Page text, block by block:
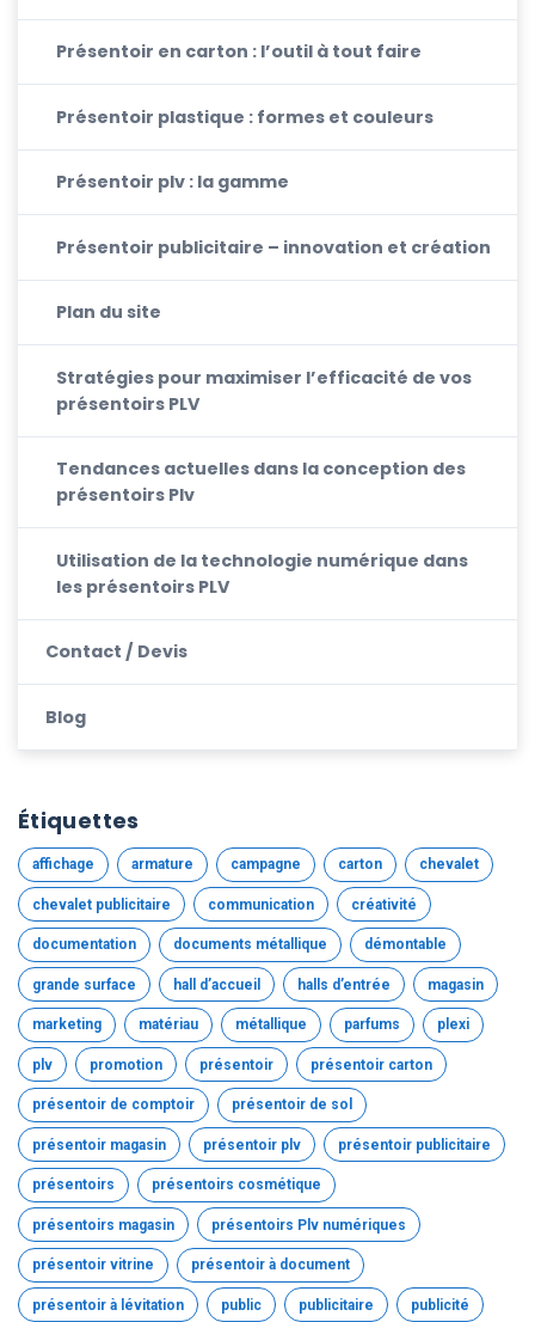
Présentoir en carton : l’outil à tout faire
Présentoir plastique : formes et couleurs
Présentoir plv : la gamme
Présentoir publicitaire – innovation et création
Plan du site
Stratégies pour maximiser l’efficacité de vos
présentoirs PLV
Tendances actuelles dans la conception des
présentoirs Plv
Utilisation de la technologie numérique dans
les présentoirs PLV
Contact / Devis
Blog
Étiquettes
affichage armature campagne carton chevalet
chevalet publicitaire communication créativité
documentation documents métallique démontable
grande surface hall d’accueil halls d’entrée magasin
marketing matériau métallique parfums plexi
plv promotion présentoir présentoir carton
présentoir de comptoir présentoir de sol
présentoir magasin présentoir plv présentoir publicitaire
présentoirs présentoirs cosmétique
présentoirs magasin présentoirs Plv numériques
présentoir vitrine présentoir à document
présentoir à lévitation public publicitaire publicité